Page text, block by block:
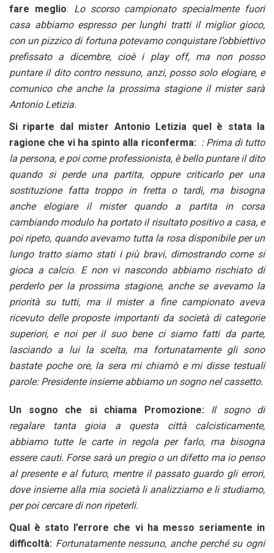
fare meglio: Lo scorso campionato specialmente fuori
casa abbiamo espresso per lunghi tratti il miglior gioco,
con un pizzico di fortuna potevamo conquistare l’obbiettivo
prefissato a dicembre, cioè i play off, ma non posso
puntare il dito contro nessuno, anzi, posso solo elogiare, e
comunico che anche la prossima stagione il mister sarà
Antonio Letizia.
Si riparte dal mister Antonio Letizia quel è stata la
ragione che vi ha spinto alla riconferma: : Prima di tutto
la persona, e poi come professionista, è bello puntare il dito
quando si perde una partita, oppure criticarlo per una
sostituzione fatta troppo in fretta o tardi, ma bisogna
anche elogiare il mister quando a partita in corsa
cambiando modulo ha portato il risultato positivo a casa, e
poi ripeto, quando avevamo tutta la rosa disponibile per un
lungo tratto siamo stati i più bravi, dimostrando come si
gioca a calcio. E non vi nascondo abbiamo rischiato di
perderlo per la prossima stagione, anche se avevamo la
priorità su tutti, ma il mister a fine campionato aveva
ricevuto delle proposte importanti da società di categorie
superiori, e noi per il suo bene ci siamo fatti da parte,
lasciando a lui la scelta, ma fortunatamente gli sono
bastate poche ore, la sera mi chiamò e mi disse testuali
parole: Presidente insieme abbiamo un sogno nel cassetto.
Un sogno che si chiama Promozione: Il sogno di
regalare tanta gioia a questa città calcisticamente,
abbiamo tutte le carte in regola per farlo, ma bisogna
essere cauti. Forse sarà un pregio o un difetto ma io penso
al presente e al futuro, mentre il passato guardo gli errori,
dove insieme alla mia società li analizziamo e li studiamo,
per poi cercare di non ripeterli.
Qual è stato l’errore che vi ha messo seriamente in
difficoltà: Fortunatamente nessuno, anche perché su ogni